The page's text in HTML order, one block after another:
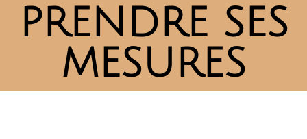
PRENDRE SES
MESURES